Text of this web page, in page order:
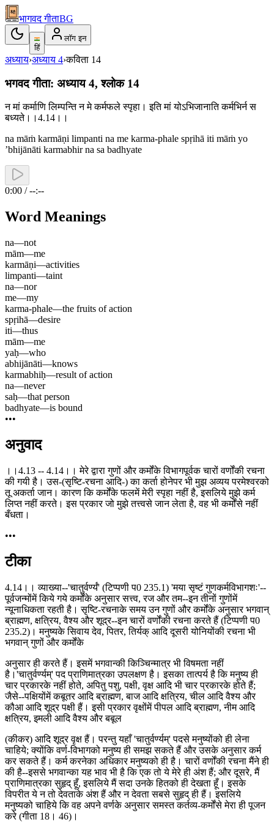
भागवद गीताBG
हिं
लॉग इन
अध्याय›अध्याय 4›कविता 14
भगवद गीता: अध्याय 4, श्लोक 14
न मां कर्माणि लिम्पन्ति न मे कर्मफले स्पृहा। इति मां योऽभिजानाति कर्मभिर्न स
बध्यते।।4.14।।
na māṁ karmāṇi limpanti na me karma-phale spṛihā iti māṁ yo
’bhijānāti karmabhir na sa badhyate
0:00 / --:--
Word Meanings
na—not
mām—me
karmāṇi—activities
limpanti—taint
na—nor
me—my
karma-phale—the fruits of action
spṛihā—desire
iti—thus
mām—me
yaḥ—who
abhijānāti—knows
karmabhiḥ—result of action
na—never
saḥ—that person
badhyate—is bound
•••
अनुवाद
।।4.13 -- 4.14।। मेरे द्वारा गुणों और कर्मोंके विभागपूर्वक चारों वर्णोंकी रचना
की गयी है। उस-(सृष्टि-रचना आदि-) का कर्ता होनेपर भी मुझ अव्यय परमेश्वरको
तू अकर्ता जान। कारण कि कर्मोंके फलमें मेरी स्पृहा नहीं है, इसलिये मुझे कर्म
लिप्त नहीं करते। इस प्रकार जो मुझे तत्त्वसे जान लेता है, वह भी कर्मोंसे नहीं
बँधता।
•••
टीका
4.14।। व्याख्या--'चातुर्वर्ण्यं' (टिप्पणी प0 235.1) 'मया सृष्टं गुणकर्मविभागशः'--
पूर्वजन्मोंमें किये गये कर्मोंके अनुसार सत्त्व, रज और तम--इन तीनों गुणोंमें
न्यूनाधिकता रहती है। सृष्टि-रचनाके समय उन गुणों और कर्मोंके अनुसार भगवान्
ब्राह्मण, क्षत्रिय, वैश्य और शूद्र--इन चारों वर्णोंकी रचना करते हैं (टिप्पणी प0
235.2)। मनुष्यके सिवाय देव, पितर, तिर्यक् आदि दूसरी योनियोंकी रचना भी
भगवान् गुणों और कर्मोंके
अनुसार ही करते हैं। इसमें भगवान्की किञ्चिन्मात्र भी विषमता नहीं
है।'चातुर्वर्ण्यम्' पद प्राणिमात्रका उपलक्षण है। इसका तात्पर्य है कि मनुष्य ही
चार प्रकारके नहीं होते, अपितु पशु, पक्षी, वृक्ष आदि भी चार प्रकारके होते हैं;
जैसे--पक्षियोंमें कबूतर आदि ब्राह्मण, बाज आदि क्षत्रिय, चील आदि वैश्य और
कौआ आदि शूद्र पक्षी हैं। इसी प्रकार वृक्षोंमें पीपल आदि ब्राह्मण, नीम आदि
क्षत्रिय, इमली आदि वैश्य और बबूल
(कीकर) आदि शूद्र वृक्ष हैं। परन्तु यहाँ 'चातुर्वर्ण्यम्' पदसे मनुष्योंको ही लेना
चाहिये; क्योंकि वर्ण-विभागको मनुष्य ही समझ सकते हैं और उसके अनुसार कर्म
कर सकते हैं। कर्म करनेका अधिकार मनुष्यको ही है। चारों वर्णोंकी रचना मैंने ही
की है--इससे भगवान्का यह भाव भी है कि एक तो ये मेरे ही अंश हैं; और दूसरे, मैं
प्राणिमात्रका सुहृद् हूँ, इसलिये मैं सदा उनके हितको ही देखता हूँ। इसके
विपरीत ये न तो देवताके अंश हैं और न देवता सबसे सुहृद् ही हैं। इसलिये
मनुष्यको चाहिये कि वह अपने वर्णके अनुसार समस्त कर्तव्य-कर्मोंसे मेरा ही पूजन
करे (गीता 18। 46)।